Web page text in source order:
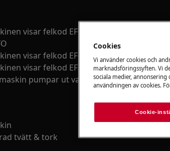
visar felkod EF0
visar felkod EFO
visar felkod EF3
pumpar ut vatten hela tiden
tvätt & tork
Cookies
Vi använder cookies och
marknadsföringssyften. Vi
sociala medier, annonsering
användningen av cookies.
Cookie-